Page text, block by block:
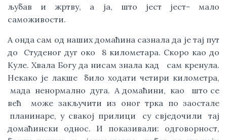
љубав и жртву, а ја, што јест јест- мало
саможивости.
А онда сам од наших домаћина сазнала да је тај пут
до Студеног дуг око 8 километара. Скоро као до
Куле. Хвала Богу да нисам знала кад сам кренула.
Некако је лакше било ходати четири километра,
мада ненормално дуга. А домаћини, као што се
већ може закључити из оног трка по заостале
планинаре, у свакој прилици су свједочили тај
домаћински однос. И показивали: одговорност,